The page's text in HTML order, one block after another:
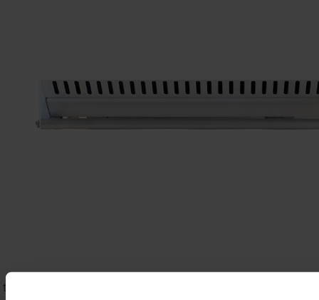
this device, we offer both exchange devices with immediate